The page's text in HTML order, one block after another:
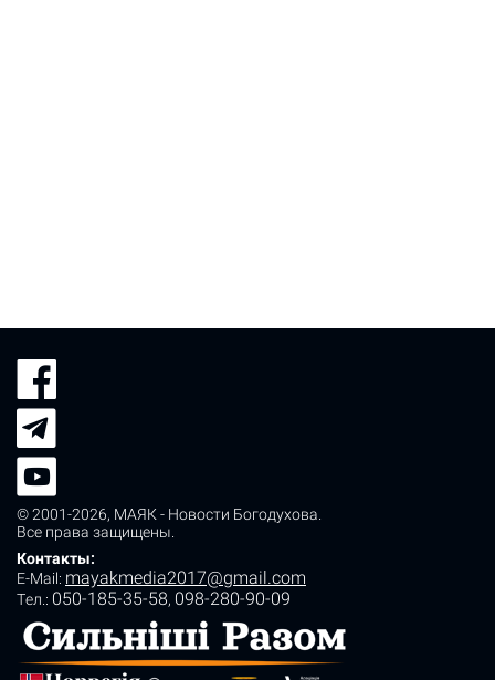
© 2001-2026, МАЯК - Новости Богодухова
Все права защищены.
Контакты:
E-Mail: mayakmedia2017@gmail.com
Tел.: 050-185-35-58, 098-280-90-09